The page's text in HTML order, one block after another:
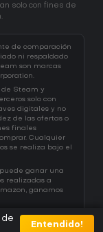
solo con fines de
de comparación
ni respaldado
son marcas
de Steam y
solo con
digitales y no
de las ofertas o
finales
Cualquier
se realiza bajo el
ganar una
realizadas a
ganamos
de
Entendido!